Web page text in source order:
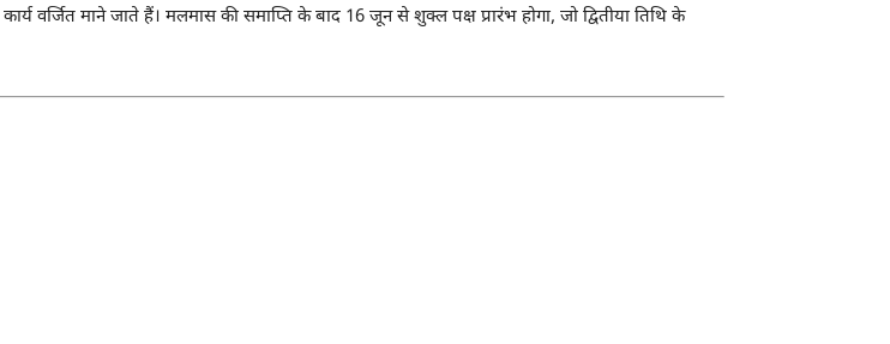
माने जाते हैं। मलमास की समाप्ति के बाद 16 जून से शुक्ल पक्ष प्रारंभ होगा, जो द्वितीया तिथि के